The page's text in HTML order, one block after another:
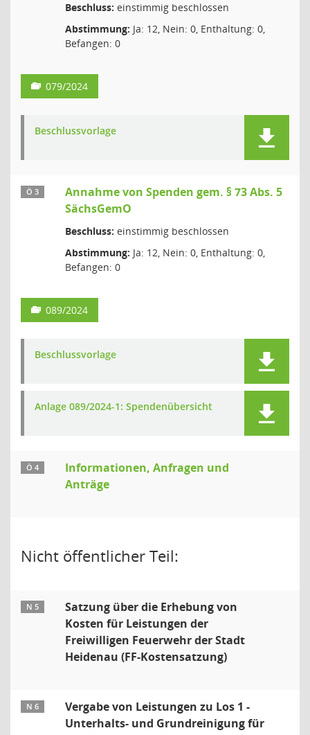
Beschluss: einstimmig beschlossen
Abstimmung: Ja: 12, Nein: 0, Enthaltung: 0,
Befangen: 0
079/2024
Beschlussvorlage
Ö 3
Annahme von Spenden gem. § 73 Abs. 5
SächsGemO
Beschluss: einstimmig beschlossen
Abstimmung: Ja: 12, Nein: 0, Enthaltung: 0,
Befangen: 0
089/2024
Beschlussvorlage
Anlage 089/2024-1: Spendenübersicht
Ö 4
Informationen, Anfragen und
Anträge
Nicht öffentlicher Teil:
N 5
Satzung über die Erhebung von
Kosten für Leistungen der
Freiwilligen Feuerwehr der Stadt
Heidenau (FF-Kostensatzung)
N 6
Vergabe von Leistungen zu Los 1 -
Unterhalts- und Grundreinigung für